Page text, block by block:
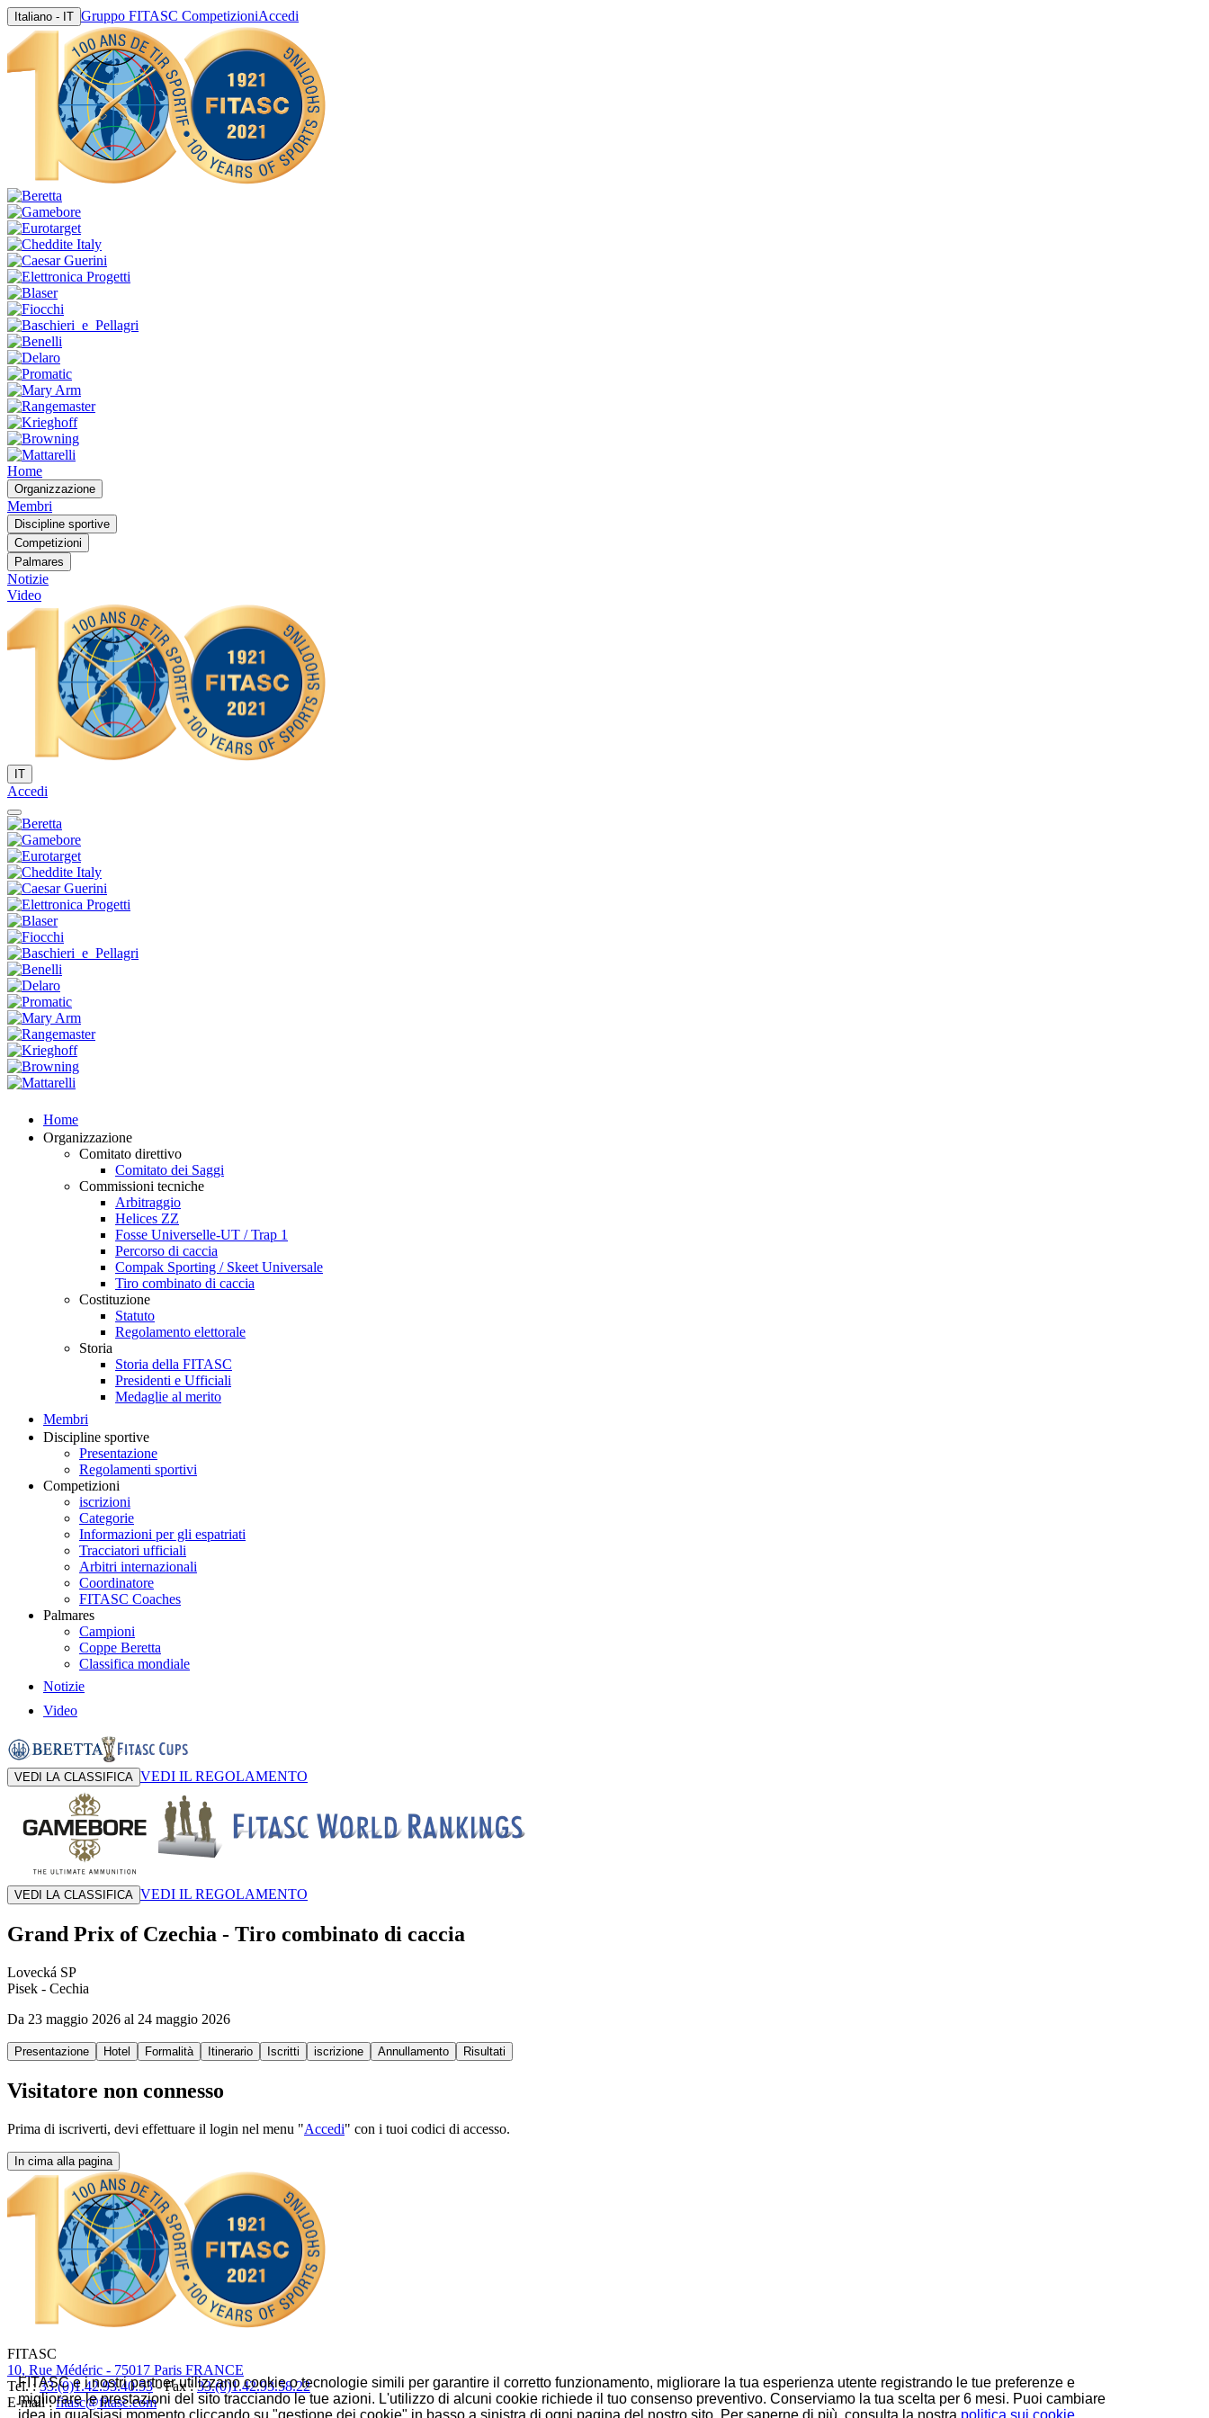
Italiano - IT Gruppo FITASC CompetizioniAccedi
Home
Organizzazione
Membri
Discipline sportive
Competizioni
Palmares
Notizie
Video
IT
Accedi
Home
Organizzazione
Comitato direttivo
Comitato dei Saggi
Commissioni tecniche
Arbitraggio
Helices ZZ
Fosse Universelle-UT / Trap 1
Percorso di caccia
Compak Sporting / Skeet Universale
Tiro combinato di caccia
Costituzione
Statuto
Regolamento elettorale
Storia
Storia della FITASC
Presidenti e Ufficiali
Medaglie al merito
Membri
Discipline sportive
Presentazione
Regolamenti sportivi
Competizioni
iscrizioni
Categorie
Informazioni per gli espatriati
Tracciatori ufficiali
Arbitri internazionali
Coordinatore
FITASC Coaches
Palmares
Campioni
Coppe Beretta
Classifica mondiale
Notizie
Video
VEDI LA CLASSIFICA VEDI IL REGOLAMENTO
VEDI LA CLASSIFICA VEDI IL REGOLAMENTO
Grand Prix of Czechia - Tiro combinato di caccia
Lovecká SP
Pisek - Cechia
Da 23 maggio 2026 al 24 maggio 2026
Presentazione Hotel Formalità Itinerario Iscritti iscrizione Annullamento Risultati
Visitatore non connesso
Prima di iscriverti, devi effettuare il login nel menu "Accedi" con i tuoi codici di accesso.
In cima alla pagina
FITASC
10, Rue Médéric - 75017 Paris FRANCE
Tel. :33.(0)1.42.93.40.53- Fax :33.(0)1.42.93.58.22
E-mail :fitasc@fitasc.com
FITASC e i nostri partner utilizzano cookie o tecnologie simili per garantire il corretto funzionamento, migliorare la tua esperienza utente registrando le tue preferenze e
migliorare le prestazioni del sito tracciando le tue azioni. L'utilizzo di alcuni cookie richiede il tuo consenso preventivo. Conserviamo la tua scelta per 6 mesi. Puoi cambiare
idea in qualsiasi momento cliccando su "gestione dei cookie" in basso a sinistra di ogni pagina del nostro sito. Per saperne di più, consulta la nostra politica sui cookie